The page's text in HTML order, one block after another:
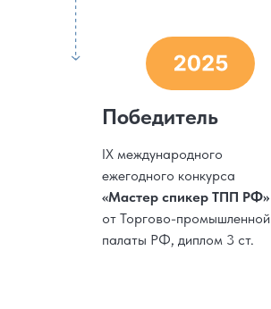
IX международного
ежегодного конкурса
«Мастер спикер ТПП РФ»
от Торгово-промышленной
палаты РФ, диплом 3 ст.
Победитель